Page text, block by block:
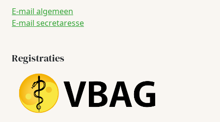
E-mail algemeen
E-mail secretaresse
Registraties